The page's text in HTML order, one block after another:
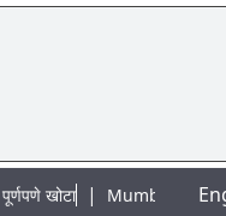
|Mumbai Lake Water